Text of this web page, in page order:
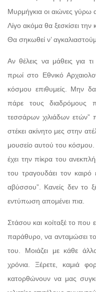
Μυρμήγκια οι αιώνες
Λίγο ακόμα θα ξεσκίσει
Θα σηκωθεί ν’
Αν θέλεις να μάθεις για
πρωί στο Εθνικό
κόσμου επιθυμείς. Μην
πάρε τους διαδρόμους
τεσσάρων χιλιάδων ετών”
στέκει ακίνητο μες στην
μουσείο αυτού του
έχει την πίκρα του
του τραγουδάει τον καιρό
αβύσσου”. Κανείς δεν το
εντύπωση απομένει πια.
Στάσου και κοίταξέ το που
παράθυρο, να ανταμώσει
του. Μοιάζει με κάθε
χρόνια. Ξέρετε, καμιά
κατορθώνουν να μας